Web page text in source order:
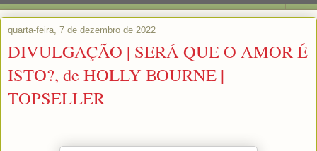
quarta-feira, 7 de dezembro de 2022
DIVULGAÇÃO | SERÁ QUE O AMOR É
ISTO?, de HOLLY BOURNE |
TOPSELLER